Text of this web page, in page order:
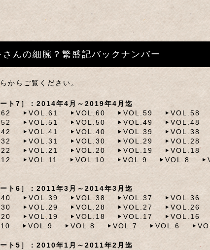
んの細腕？繁盛記バックナンバー
からご覧ください。
ト7］：2014年4月～2019年4月迄
VOL.61 VOL.60 VOL.59 VOL.58
VOL.51 VOL.50 VOL.49 VOL.48
VOL.41 VOL.40 VOL.39 VOL.38
VOL.31 VOL.30 VOL.29 VOL.28
VOL.21 VOL.20 VOL.19 VOL.18
VOL.11 VOL.10 VOL.9 VOL.8
ト6］：2011年3月～2014年3月迄
VOL.39 VOL.38 VOL.37 VOL.36
VOL.29 VOL.28 VOL.27 VOL.26
VOL.19 VOL.18 VOL.17 VOL.16
VOL.9 VOL.8 VOL.7 VOL.6
ト5］：2010年1月～2011年2月迄